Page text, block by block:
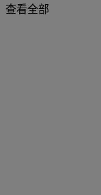
查看全部